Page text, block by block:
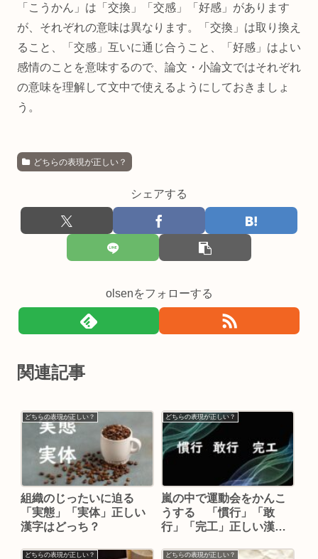
「こうかん」は「交換」「交感」「好感」があります
が、それぞれの意味は異なります。「交換」は取り換え
ること、「交感」互いに通じ合うこと、「好感」はよい
感情のことを意味するので、論文・小論文ではそれぞれ
の意味を理解して文中で使えるようにしておきましょ
う。
どちらの表現が正しい？
シェアする
olsenをフォローする
関連記事
どちらの表現が正しい？
組織のじったいに迫る
「実態」「実体」正しい
漢字はどっち？
どちらの表現が正しい？
嵐の中で運動会をかんこ
うする 「慣行」「敢
行」「完工」正しい漢字
どちらの表現が正しい？ どちらの表現が正しい？